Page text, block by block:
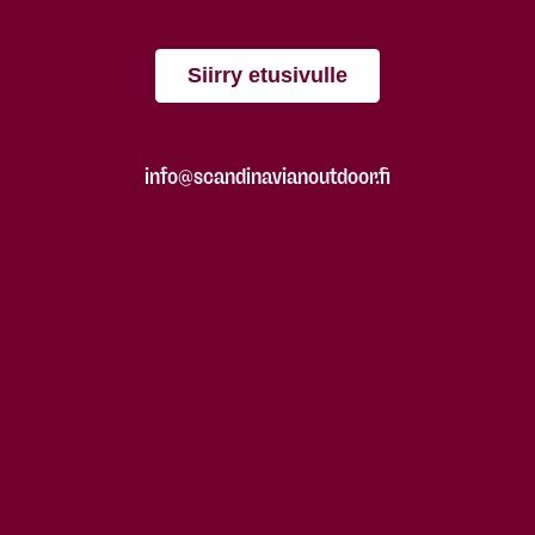
Siirry etusivulle
info@scandinavianoutdoor.fi